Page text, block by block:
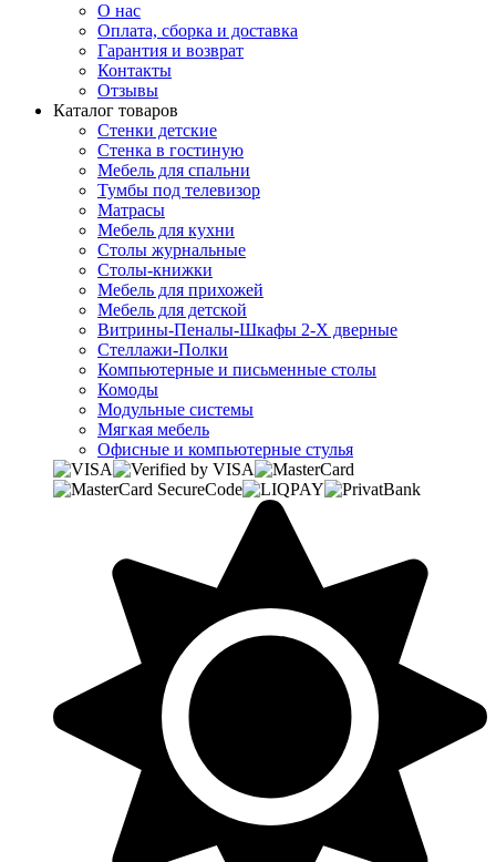
О нас
Оплата, сборка и доставка
Гарантия и возврат
Контакты
Отзывы
Каталог товаров
Стенки детские
Стенка в гостиную
Мебель для спальни
Тумбы под телевизор
Матрасы
Мебель для кухни
Столы журнальные
Столы-книжки
Мебель для прихожей
Мебель для детской
Витрины-Пеналы-Шкафы 2-Х дверные
Стеллажи-Полки
Компьютерные и письменные столы
Комоды
Модульные системы
Мягкая мебель
Офисные и компьютерные стулья